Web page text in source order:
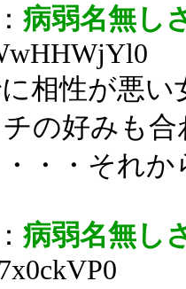
病弱名無し
相性が悪
の好みも
・・それか
病弱名無し